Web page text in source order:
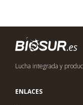
Lucha integrada y
ENLACES